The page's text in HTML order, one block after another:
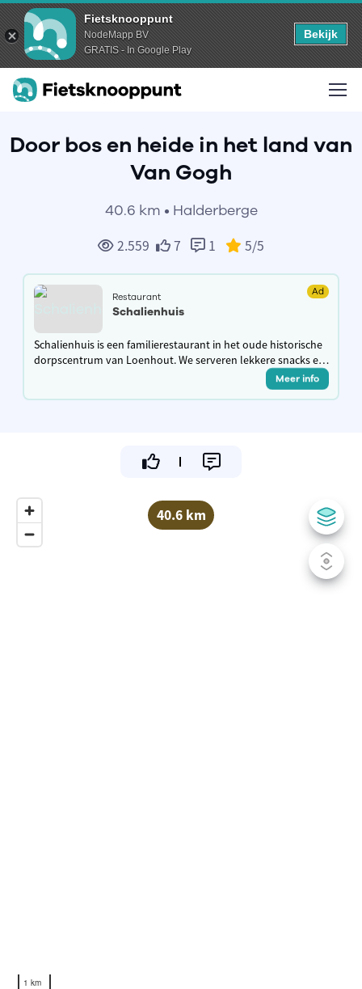
Fietsknooppunt
NodeMapp BV
GRATIS - In Google Play
Bekijk
Door bos en heide in het land van
Van Gogh
40.6 km • Halderberge
2.559 7 1 5/5
Restaurant Ad
Schalienhuis
Schalienhuis is een familierestaurant in het oude historische
dorpscentrum van Loenhout. We serveren lekkere snacks en
brasseriegerechten, hebben een mooi en gezellig terras en
Meer info
40.6 km
1 km